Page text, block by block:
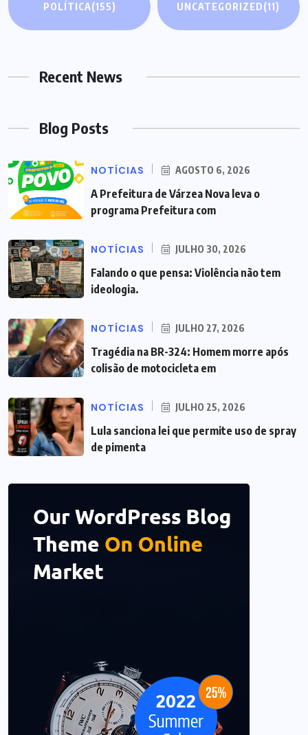
POLÍTICA(155) UNCATEGORIZED(11)
Recent News
Blog Posts
NOTÍCIAS AGOSTO 6, 2026
A Prefeitura de Várzea Nova leva o
programa Prefeitura com
NOTÍCIAS JULHO 30, 2026
Falando o que pensa: Violência não tem
ideologia.
NOTÍCIAS JULHO 27, 2026
Tragédia na BR-324: Homem morre após
colisão de motocicleta em
NOTÍCIAS JULHO 25, 2026
Lula sanciona lei que permite uso de spray
de pimenta